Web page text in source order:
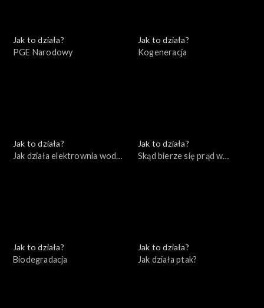
Jak to działa?
PGE Narodowy
Jak to działa?
Kogeneracja
Jak to działa?
Jak działa elektrownia wodna
Jak to działa?
Skąd bierze się prąd w
Jak to działa?
Biodegradacja
Jak to działa?
Jak działa ptak?